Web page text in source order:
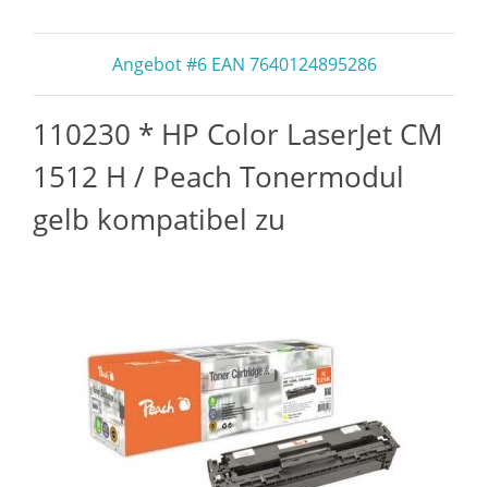
Angebot #6 EAN 7640124895286
110230 * HP Color LaserJet CM
1512 H / Peach Tonermodul
gelb kompatibel zu